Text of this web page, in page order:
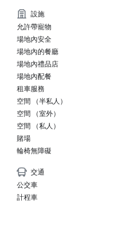
設施
允許帶寵物
場地內安全
場地內的餐廳
場地內禮品店
場地內配餐
租車服務
空間 （半私人）
空間 （室外）
空間 （私人）
賭場
輪椅無障礙
交通
公交車
計程車